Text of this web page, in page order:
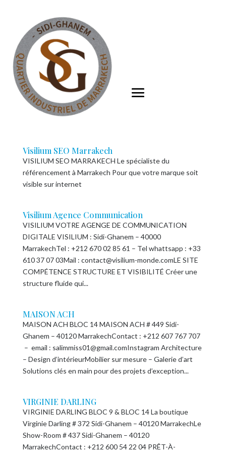
Visilium SEO Marrakech
VISILIUM SEO MARRAKECH Le spécialiste du
référencement à Marrakech Pour que votre marque soit
visible sur internet
Visilium Agence Communication
VISILIUM VOTRE AGENGE DE COMMUNICATION
DIGITALE VISILIUM : Sidi-Ghanem – 40000
MarrakechTel : +212 670 02 85 61 – Tel whattsapp : +33
610 37 07 03Mail : contact@visilium-monde.comLE SITE
COMPÉTENCE STRUCTURE ET VISIBILITÉ Créer une
structure fluide qui...
MAISON ACH
MAISON ACH BLOC 14 MAISON ACH # 449 Sidi-
Ghanem – 40120 MarrakechContact : +212 607 767 707
– email : salimmiss01@gmail.comInstagram Architecture
– Design d’intérieurMobilier sur mesure – Galerie d’art
Solutions clés en main pour des projets d’exception...
VIRGINIE DARLING
VIRGINIE DARLING BLOC 9 & BLOC 14 La boutique
Virginie Darling # 372 Sidi-Ghanem – 40120 MarrakechLe
Show-Room # 437 Sidi-Ghanem – 40120
MarrakechContact : +212 600 54 22 04 PRÊT-À-